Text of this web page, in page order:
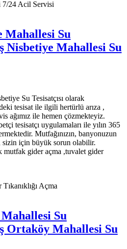
Mahallesi Su
Nisbetiye Mahallesi Su
Su Tesisatçısı olarak
tesisat ile ilgili hertürlü arıza ,
ağımız ile hemen çözmekteyiz.
tesisatçı uygulamaları ile yılın 365
Mutfağınızın, banyonuzun
sizin için büyük sorun olabilir.
mutfak gider açma ,tuvalet gider
Su
Ortaköy Mahallesi Su